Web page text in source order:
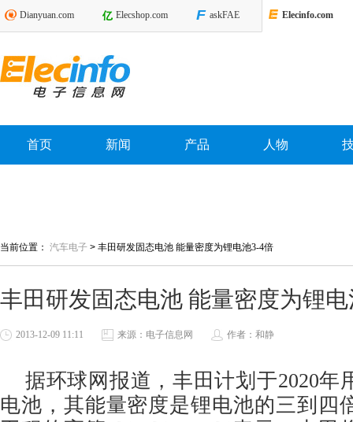
Dianyuan.com Elecshop.com askFAE Elecinfo.com
首页 新闻 产品 人物
当前位置： 汽车电子 > 丰田研发固态电池 能量密度为锂电池3-4倍
丰田研发固态电池 能量密度为锂
2013-12-09 11:11 来源：电子信息网 作者：和静
据环球网报道， 丰田计划于2020年
电池，其能量密度是锂电池的三到四